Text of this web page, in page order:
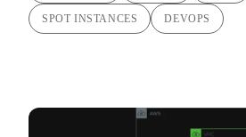
SPOT INSTANCES DEVOPS